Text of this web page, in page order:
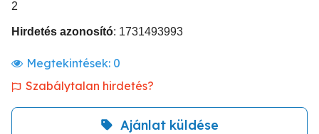
2
Hirdetés azonosító: 1731493993
Megtekintések: 0
Szabálytalan hirdetés?
Ajánlat küldése